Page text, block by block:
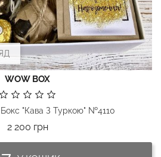
WOW BOX
"Кава З Туркою" №4110
2 200 грнЦіна